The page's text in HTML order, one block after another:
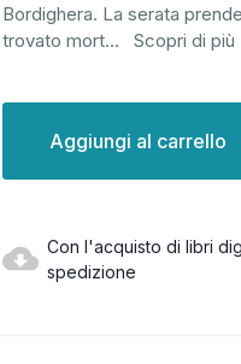
Bordighera. La serata
trovato mort... Scopri di più
attuale:
Con l'acquisto di libri
spedizione